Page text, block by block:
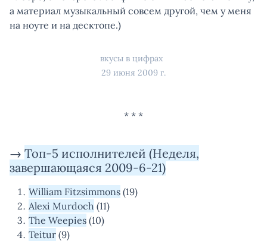
а материал музыкальный совсем другой, чем у меня
на ноуте и на десктопе.)
вкусы в цифрах
29 июня 2009 г.
→ Топ-5 исполнителей (Неделя,
завершающаяся 2009-6-21)
William Fitzsimmons (19)
Alexi Murdoch (11)
The Weepies (10)
Teitur (9)